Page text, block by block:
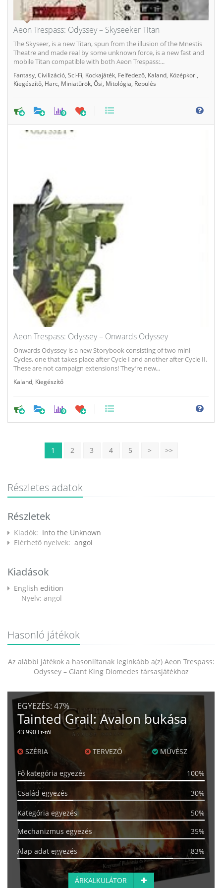
Aeon Trespass: Odyssey – Skyseeker Titan
The Skyseer, is a new Titan, spun from the illusion of the Mnestis
Theatre and made real by some unknown force, is a new fast and
mobile Titan compatible with both Aeon Trespass:...
Fantasy Civilizáció Sci-Fi Kockajáték Felfedező Kaland Középkori
Kiegészítő Harc Miniatűrök Ősi Mitológia Repülés
0
Aeon Trespass: Odyssey – Onwards Odyssey
Onwards Odyssey is a new Storybook consisting of two mini-
Cycles, one that takes place after Cycle I and another after Cycle II.
These are not campaign extensions! They’re new...
Kaland Kiegészítő
0
1 2 3 4 5 > >>
Részletes adatok
Részletek
Kiadók: Into the Unknown
Elérhető nyelvek: angol
Kiadások
English edition
Nyelv: angol
Hasonló játékok
Az alábbi játékok a hasonlítanak leginkább a(z) Aeon Trespass:
Odyssey – Giant King Diomedes társasjátékhoz
EGYEZÉS: 47%
Tainted Grail: Avalon bukása
43 990 Ft-tól
SZÉRIA TERVEZŐ MŰVÉSZ
Fő kategória egyezés 100%
Család egyezés 30%
Kategória egyezés
50%
Mechanizmus egyezés
35%
Alap adat egyezés 83%
ÁRKALKULÁTOR